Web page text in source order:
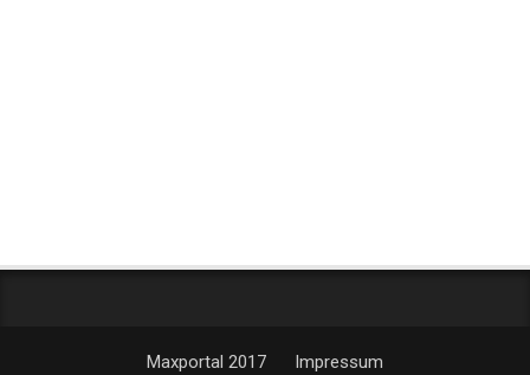
Maxportal 2017 Impressum